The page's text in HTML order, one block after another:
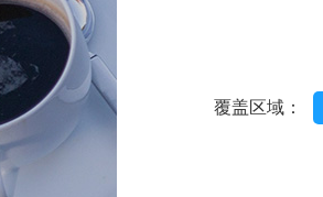
覆盖区域：